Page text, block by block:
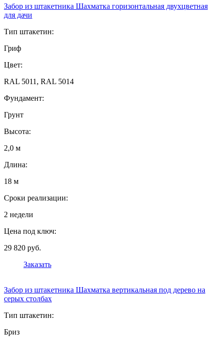
Забор из штакетника Шахматка горизонтальная двухцветная
для дачи
Тип штакетин:
Гриф
Цвет:
RAL 5011, RAL 5014
Фундамент:
Грунт
Высота:
2,0 м
Длина:
18 м
Сроки реализации:
2 недели
Цена под ключ:
29 820 руб.
Заказать
Забор из штакетника Шахматка вертикальная под дерево на
серых столбах
Тип штакетин:
Бриз